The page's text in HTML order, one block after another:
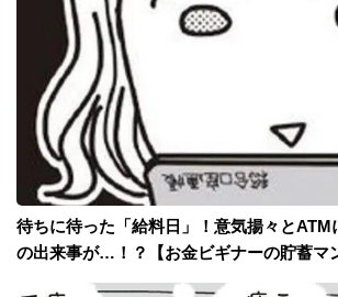
待ちに待った「給料日」！意気揚々とATM
の出来事が…！？【お金ビギナーの貯蓄マ